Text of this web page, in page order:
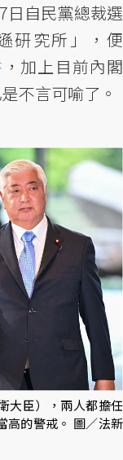
日自民黨總裁選
研究所」，便
，加上目前內閣
不言可喻了。
大臣），兩人都擔任
高的警戒。 圖／法新